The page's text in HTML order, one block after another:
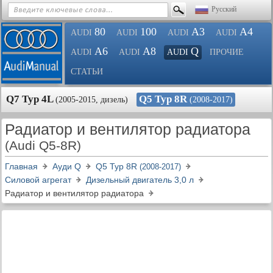
Русский
AUDI 80 AUDI 100 AUDI A3 AUDI A4
AUDI A6 AUDI A8 AUDI Q ПРОЧИЕ
СТАТЬИ
Q7 Typ 4L (2005-2015, дизель) Q5 Typ 8R (2008-2017)
Радиатор и вентилятор радиатора
(Audi Q5-8R)
Главная Ауди Q Q5 Typ 8R (2008-2017)
Силовой агрегат
Дизельный двигатель 3,0 л
Радиатор и вентилятор радиатора